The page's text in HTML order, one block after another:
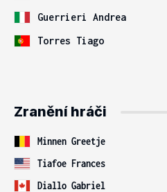
Guerrieri Andrea
Torres Tiago
Zranění hráči
Minnen Greetje
Tiafoe Frances
Diallo Gabriel